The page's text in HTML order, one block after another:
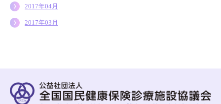
2017年04月
2017年03月